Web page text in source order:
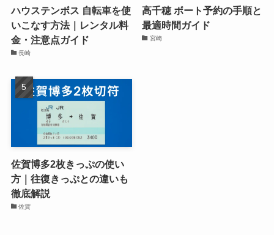
ハウステンボス 自転車を使
いこなす方法｜レンタル料
金・注意点ガイド
長崎
高千穂 ボート予約の手順と
最適時間ガイド
宮崎
佐賀博多2枚きっぷの使い
方｜往復きっぷとの違いも
徹底解説
佐賀